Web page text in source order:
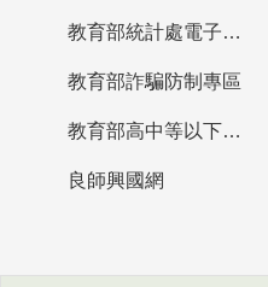
教育部統計處電子書櫃
教育部詐騙防制專區
教育部高中等以下學校及幼兒園教師資格檢定考試
良師興國網